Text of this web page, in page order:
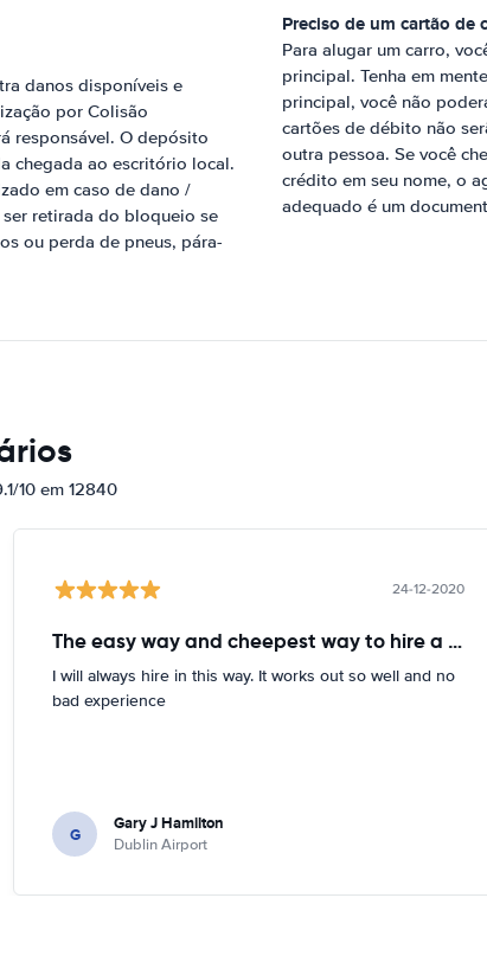
danos disponíveis e
por Colisão
responsável. O depósito
chegada ao escritório local.
em caso de dano /
retirada do bloqueio se
ou perda de pneus, pára-
Preciso de um cartão de
Para alugar um carro,
principal. Tenha em
principal, você não
cartões de débito não
outra pessoa. Se você
crédito em seu nome, o
adequado é um
10 em 12840
24-12-2020
The easy way and cheepest way to hire a car
I will always hire in this way. It works out so well and no
bad experience
G Gary J Hamilton
Dublin Airport